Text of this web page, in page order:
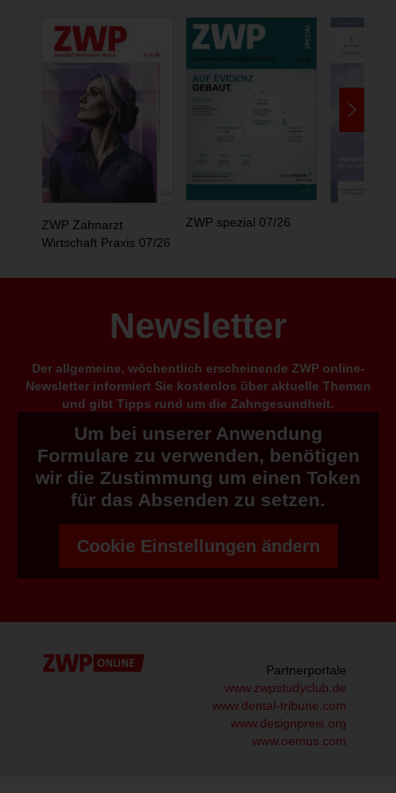
ZWP Zahnarzt
Wirtschaft Praxis 07/26
ZWP spezial 07/26
Newsletter
Der allgemeine, wöchentlich erscheinende ZWP online-
Newsletter informiert Sie kostenlos über aktuelle Themen
und gibt Tipps rund um die Zahngesundheit.
Um bei unserer Anwendung
Formulare zu verwenden, benötigen
wir die Zustimmung um einen Token
für das Absenden zu setzen.
Cookie Einstellungen ändern
Partnerportale
www.zwpstudyclub.de
www.dental-tribune.com
www.designpreis.org
www.oemus.com